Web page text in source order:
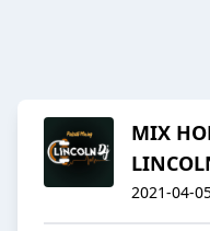
MIX
2021-04-